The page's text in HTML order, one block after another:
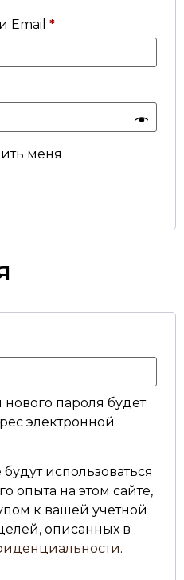
Email *
меня
пароля будет
электронной
использоваться
опыта на этом сайте,
к вашей учетной
описанных в
.